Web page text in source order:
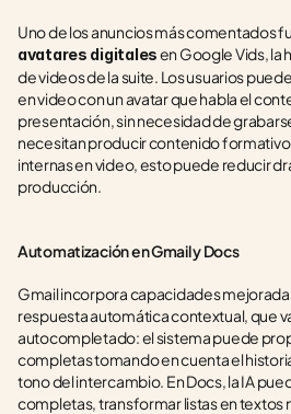
avatares digitales en Google Vids, la
de videos de la suite. Los usuarios
en video con un avatar que habla el
presentación, sin necesidad de
necesitan producir contenido
internas en video, esto puede reducir
producción.
Automatización en Gmail y Docs
Gmail incorpora capacidades
respuesta automática contextual, que
autocompletado: el sistema puede
completas tomando en cuenta el
tono del intercambio. En Docs, la IA
completas, transformar listas en textos